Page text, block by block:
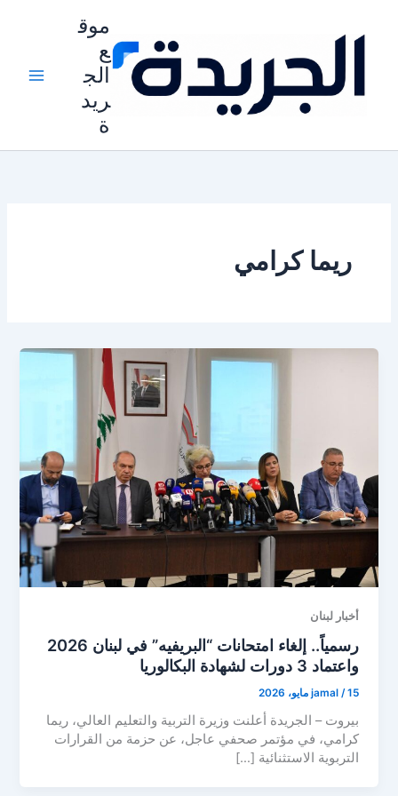
المحتوى
موق
ع
الج
ريد
ة
ريما كرامي
أخبار لبنان
رسمياً.. إلغاء امتحانات “البريفيه” في لبنان 2026
واعتماد 3 دورات لشهادة البكالوريا
jamal /15 مايو، 2026
بيروت – الجريدة أعلنت وزيرة التربية والتعليم العالي، ريما
كرامي، في مؤتمر صحفي عاجل، عن حزمة من القرارات
التربوية الاستثنائية […]